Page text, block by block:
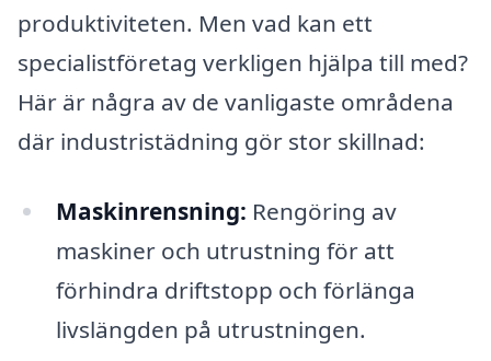
produktiviteten. Men vad kan ett
specialistföretag verkligen hjälpa till med?
Här är några av de vanligaste områdena
där industristädning gör stor skillnad:
Maskinrensning: Rengöring av
maskiner och utrustning för att
förhindra driftstopp och förlänga
livslängden på utrustningen.